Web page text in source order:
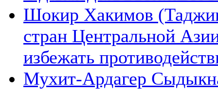
Шокир Хакимов
стран Центральной
избежать
Мухит-Ардагер